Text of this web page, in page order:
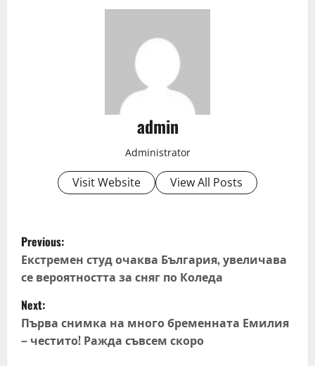
admin
Administrator
Visit Website View All Posts
P
o
s
t
Previous:
Екстремен студ очаква България, увеличава
се вероятността за сняг по Коледа
Next:
Първа снимка на много бременната Емилия
– честито! Ражда съвсем скоро